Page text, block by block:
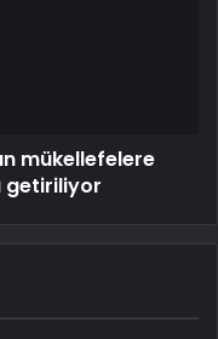
mükellefelere
getiriliyor